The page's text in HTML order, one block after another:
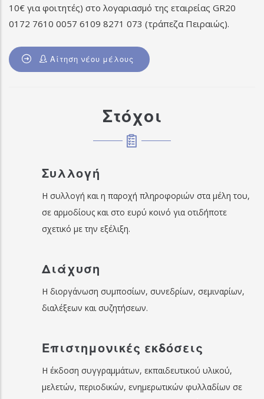
10€ για φοιτητές) στο λογαριασμό της εταιρείας GR20
0172 7610 0057 6109 8271 073 (τράπεζα Πειραιώς).
Αίτηση νέου μέλους
Στόχοι
Συλλογή
Η συλλογή και η παροχή πληροφοριών στα μέλη του,
σε αρμοδίους και στο ευρύ κοινό για οτιδήποτε
σχετικό με την εξέλιξη.
Διάχυση
Η διοργάνωση συμποσίων, συνεδρίων, σεμιναρίων,
διαλέξεων και συζητήσεων.
Επιστημονικές εκδόσεις
Η έκδοση συγγραμμάτων, εκπαιδευτικού υλικού,
μελετών, περιοδικών, ενημερωτικών φυλλαδίων σε